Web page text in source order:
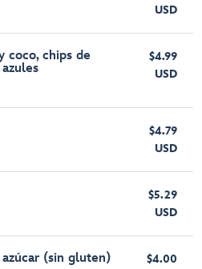
USD
coco, chips de
$4.99
USD
$4.79
USD
$5.29
USD
(sin gluten)
$4.00